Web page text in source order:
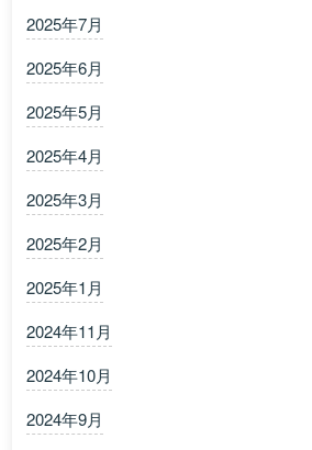
2025年7月
2025年6月
2025年5月
2025年4月
2025年3月
2025年2月
2025年1月
2024年11月
2024年10月
2024年9月